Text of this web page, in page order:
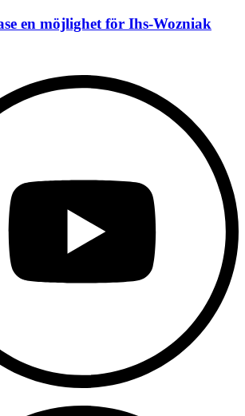
en möjlighet för Ihs-Wozniak